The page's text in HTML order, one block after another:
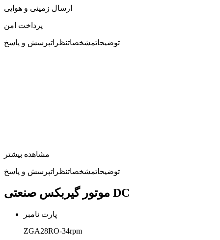
ارسال زمینی و هوایی
پرداخت امن
توضیحاتمشخصاتنظراتپرسش و پاسخ
مشاهده بیشتر
توضیحاتمشخصاتنظراتپرسش و پاسخ
موتور گیربکس صنعتی DC
پارت نامبر
ZGA28RO-34rpm